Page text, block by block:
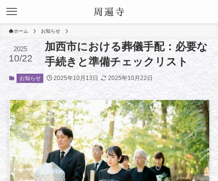
ホーム お知らせ
加西市における葬儀手配：必要な
手続きと準備チェックリスト
2025
10/22
お知らせ 2025年10月13日 2025年10月22日